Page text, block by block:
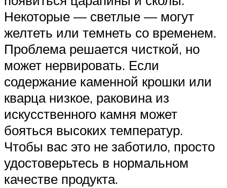
Некоторые — светлые — могут
желтеть или темнеть со временем.
Проблема решается чисткой, но
может нервировать. Если
содержание каменной крошки или
кварца низкое, раковина из
искусственного камня может
бояться высоких температур.
Чтобы вас это не заботило, просто
удостоверьтесь в нормальном
качестве продукта.